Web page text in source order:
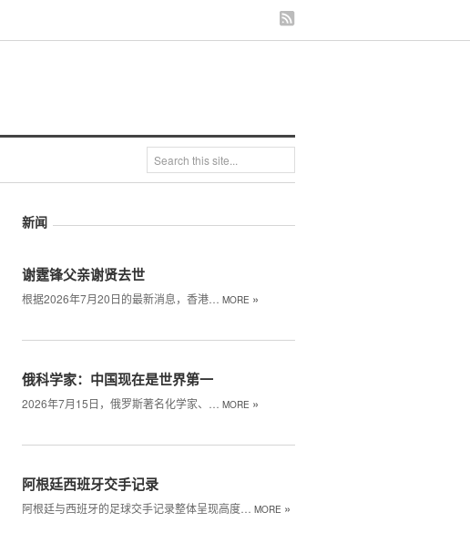
新闻
谢霆锋父亲谢贤去世
根据2026年7月20日的最新消息，香港… MORE »
俄科学家：中国现在是世界第一
2026年7月15日，俄罗斯著名化学家、… MORE »
阿根廷西班牙交手记录
阿根廷与西班牙的足球交手记录整体呈现高度… MORE »